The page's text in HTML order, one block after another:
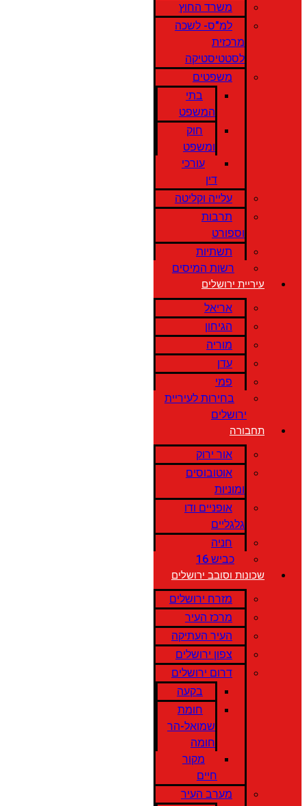
משרד החוץ
למ"ס- לשכה
מרכזית
לסטטיסטיקה
משפטים
בתי
המשפט
חוק
ומשפט
עורכי
דין
עלייה וקליטה
תרבות
וספורט
תשתיות
רשות המיסים
עיריית ירושלים
אריאל
הגיחון
מוריה
עדן
פמי
בחירות לעיריית
ירושלים
תחבורה
אור ירוק
אוטובוסים
ומוניות
אופניים ודו
גלגליים
חניה
כביש 16
שכונות וסובב ירושלים
מזרח ירושלים
מרכז העיר
העיר העתיקה
צפון ירושלים
דרום ירושלים
בקעה
חומת
שמואל-הר
חומה
מקור
חיים
מערב העיר